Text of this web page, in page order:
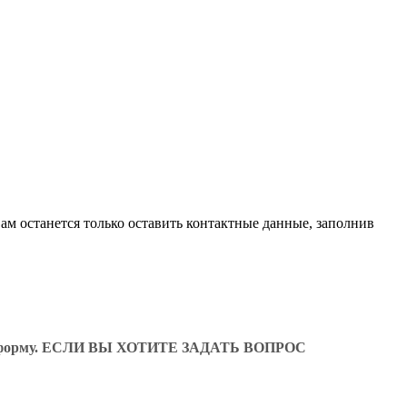
останется только оставить контактные данные, заполнив
форму. ЕСЛИ ВЫ ХОТИТЕ ЗАДАТЬ ВОПРОС